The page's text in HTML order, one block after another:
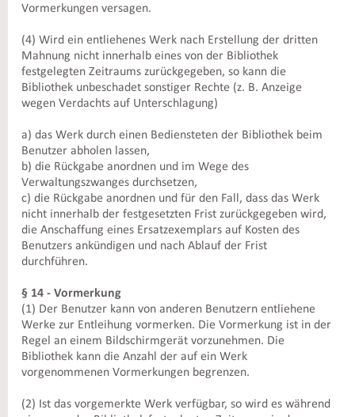
Vormerkungen versagen.
(4) Wird ein entliehenes Werk nach Erstellung der dritten
Mahnung nicht innerhalb eines von der Bibliothek
festgelegten Zeitraums zurückgegeben, so kann die
Bibliothek unbeschadet sonstiger Rechte (z. B. Anzeige
wegen Verdachts auf Unterschlagung)
a) das Werk durch einen Bediensteten der Bibliothek beim
Benutzer abholen lassen,
b) die Rückgabe anordnen und im Wege des
Verwaltungszwanges durchsetzen,
c) die Rückgabe anordnen und für den Fall, dass das Werk
nicht innerhalb der festgesetzten Frist zurückgegeben wird,
die Anschaffung eines Ersatzexemplars auf Kosten des
Benutzers ankündigen und nach Ablauf der Frist
durchführen.
§ 14 - Vormerkung
(1) Der Benutzer kann von anderen Benutzern entliehene
Werke zur Entleihung vormerken. Die Vormerkung ist in der
Regel an einem Bildschirmgerät vorzunehmen. Die
Bibliothek kann die Anzahl der auf ein Werk
vorgenommenen Vormerkungen begrenzen.
(2) Ist das vorgemerkte Werk verfügbar, so wird es während